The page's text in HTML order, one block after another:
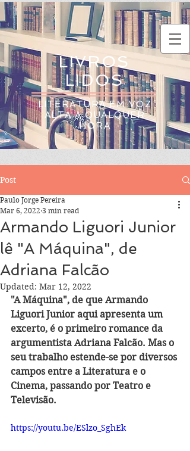
LIVROS
LIDOS
LITERATURA EM VOZ
ALTA A QUALQUER
HORA
Post
Armando Liguori Junior
lê "A Máquina", de
Adriana Falcão
Paulo Jorge Pereira
Mar 6, 2022 3 min read
Updated: Mar 12, 2022
"A Máquina", de que Armando
Liguori Junior aqui apresenta um
excerto, é o primeiro romance da
argumentista Adriana Falcão. Mas o
seu trabalho estende-se por diversos
campos entre a Literatura e o
Cinema, passando por Teatro e
Televisão.
https://youtu.be/ESlzo_SghEk